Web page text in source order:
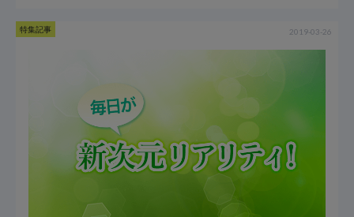
特集記事 2019-03-26